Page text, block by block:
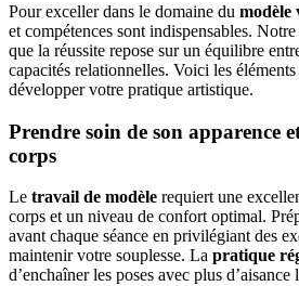
Pour exceller dans le domaine du modèle
et compétences sont indispensables.
que la réussite repose sur un équilibre
capacités relationnelles. Voici les
développer votre pratique artistique.
Prendre soin de son apparence
corps
Le travail de modèle requiert une
corps et un niveau de confort optimal.
avant chaque séance en privilégiant des
maintenir votre souplesse. La pratique
d’enchaîner les poses avec plus d’aisance